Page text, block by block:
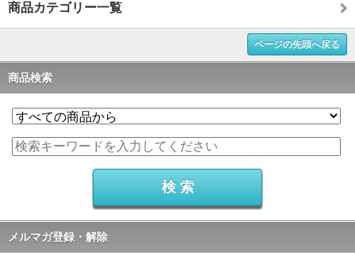
商品カテゴリー一覧
ページの先頭へ戻る
商品検索
メルマガ登録・解除